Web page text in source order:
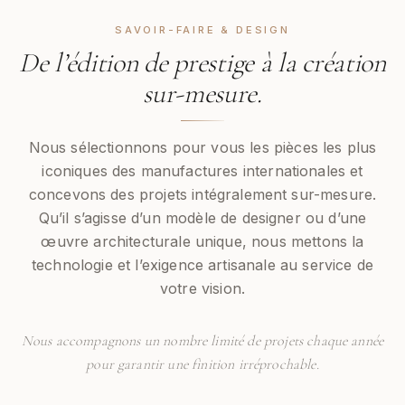
SAVOIR-FAIRE & DESIGN
De l’édition de prestige à la création
sur-mesure.
Nous sélectionnons pour vous les pièces les plus
iconiques des manufactures internationales et
concevons des projets intégralement sur-mesure.
Qu’il s’agisse d’un modèle de designer ou d’une
œuvre architecturale unique, nous mettons la
technologie et l’exigence artisanale au service de
votre vision.
Nous accompagnons un nombre limité de projets chaque année
pour garantir une finition irréprochable.